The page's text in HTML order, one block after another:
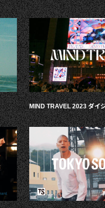
MIND TRAVEL 2023 ダイ